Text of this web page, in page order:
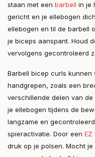
staan met een barbell in je
gericht en je ellebogen
ellebogen en til de barbell
je biceps aanspant. Houd
vervolgens gecontroleerd
Barbell bicep curls
handgrepen, zoals een
verschillende delen van
je ellebogen tijdens de
langzame en
spieractivatie. Door een EZ
druk op je polsen. Mocht